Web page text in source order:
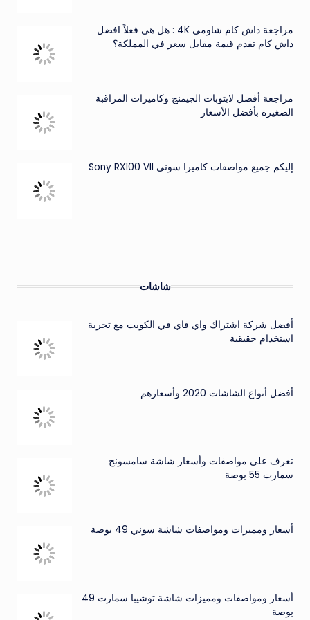
مراجعة داش كام شاومي 4K : هل هي فعلاً افضل
داش كام تقدم قيمة مقابل سعر في المملكة؟
مراجعة أفضل لابتوبات الجيمنج وكاميرات المراقبة
الصغيرة بأفضل الأسعار
إليكم جميع مواصفات كاميرا سوني Sony RX100 VII
شاشات
أفضل شركة اشتراك واي فاي في الكويت مع تجربة
استخدام حقيقية
أفضل أنواع الشاشات 2020 وأسعارهم
تعرف على مواصفات وأسعار شاشة سامسونج
سمارت 55 بوصة
أسعار ومميزات ومواصفات شاشة سوني 49 بوصة
أسعار ومواصفات ومميزات شاشة توشيبا سمارت 49
بوصة